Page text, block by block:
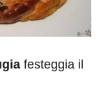
festeggia il